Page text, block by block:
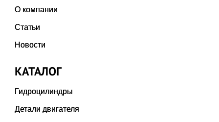
О компании
Статьи
Новости
КАТАЛОГ
Гидроцилиндры
Детали двигателя